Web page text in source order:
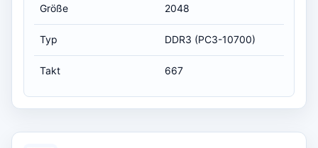
Größe 2048
Typ DDR3 (PC3-10700)
Takt 667